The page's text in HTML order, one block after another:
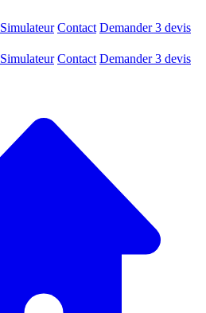
Simulateur Contact Demander 3 devis
Simulateur Contact Demander 3 devis